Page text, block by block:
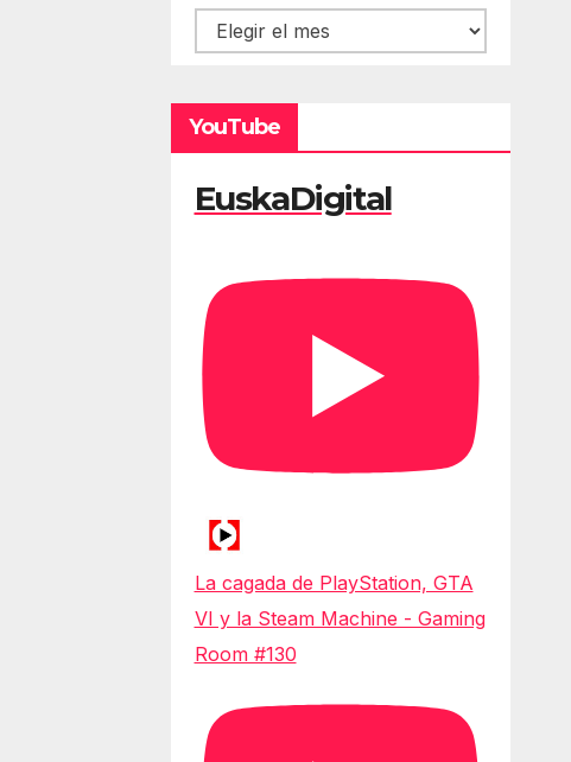
Hemeroteca
YouTube
EuskaDigital
La cagada de PlayStation, GTA
VI y la Steam Machine - Gaming
Room #130